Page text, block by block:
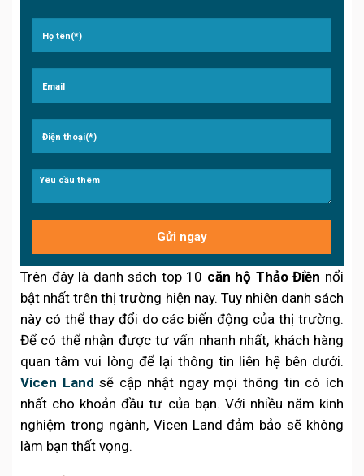
Trên đây là danh sách top 10 căn hộ Thảo Điền nổi
bật nhất trên thị trường hiện nay. Tuy nhiên danh sách
này có thể thay đổi do các biến động của thị trường.
Để có thể nhận được tư vấn nhanh nhất, khách hàng
quan tâm vui lòng để lại thông tin liên hệ bên dưới.
Vicen Land sẽ cập nhật ngay mọi thông tin có ích
nhất cho khoản đầu tư của bạn. Với nhiều năm kinh
nghiệm trong ngành, Vicen Land đảm bảo sẽ không
làm bạn thất vọng.